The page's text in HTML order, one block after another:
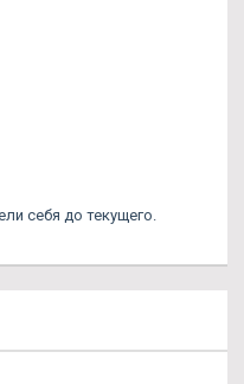
себя до текущего.